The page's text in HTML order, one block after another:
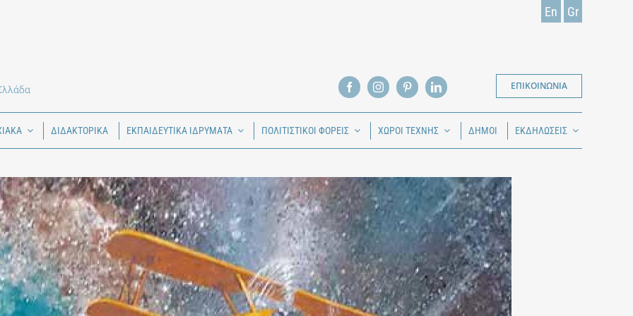
En Gr
ΕΠΙΚΟΙΝΩΝΙΑ
ΔΙΔΑΚΤΟΡΙΚΑ ΕΚΠΑΙΔΕΥΤΙΚΑ ΙΔΡΥΜΑΤΑ ΠΟΛΙΤΙΣΤΙΚΟΙ ΦΟΡΕΙΣ ΧΩΡΟΙ ΤΕΧΝΗΣ ΔΗΜΟΙ ΕΚΔΗΛΩΣΕΙΣ